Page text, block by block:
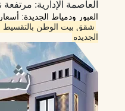
العاصمة الإدارية: مرتفعة
العبور ودمياط الجديدة:
شقق بيت الوطن بالتقسيط
الجديده